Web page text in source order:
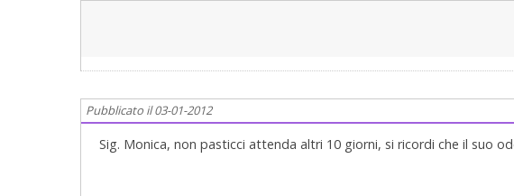
Pubblicato il 03-01-2012
Sig. Monica, non pasticci attenda altri 10 giorni, si ricordi che il suo